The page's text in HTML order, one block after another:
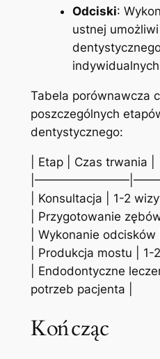
Odciski:
ustnej
Tabela porównawcza
poszczególnych
dentystycznego:
| Etap | Czas trwania |
| Konsultacja | 1-2
| Przygotowanie
| Wykonanie odcisków
| Produkcja mostu | 1-
| Endodontyczne
potrzeb pacjenta |
Kończąc